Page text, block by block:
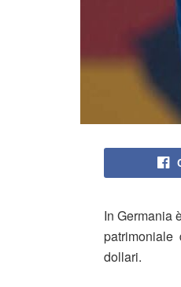
In Germania
patrimoniale
dollari.